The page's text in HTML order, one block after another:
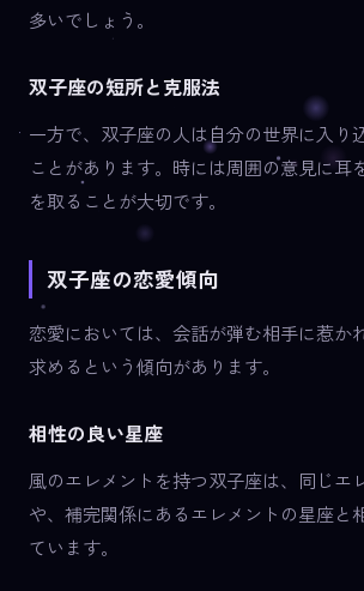
多いでしょう。
双子座の短所と克服法
一方で、双子座の人は自分の世界に入り
ことがあります。時には周囲の意見に耳
を取ることが大切です。
双子座の恋愛傾向
恋愛においては、会話が弾む相手に惹か
求めるという傾向があります。
相性の良い星座
風のエレメントを持つ双子座は、同じエ
や、補完関係にあるエレメントの星座と
ています。